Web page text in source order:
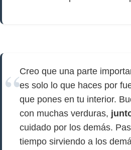
Creo que una parte
es solo lo que haces por
que pones en tu interior.
con muchas verduras,
cuidado por los demás.
tiempo sirviendo a los